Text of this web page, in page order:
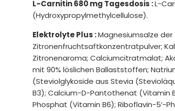
L-Carnitin 680 mg Tagesdosis :L-
(Hydroxypropylmethylcellulose).
Elektrolyte Plus :Magnesiumsalze der
Zitronenfruchtsaftkonzentratpulver;
Zitronenaroma; Calciumcitratmalat;
mit 90% löslichen Ballaststoffen;
(Steviolglykoside aus Stevia
B3); Calcium-D-Pantothenat (Vitamin
Phosphat (Vitamin B6); Riboflavin-5′-